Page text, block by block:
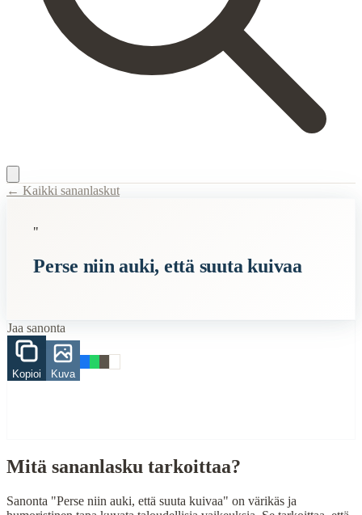
Description:Sanonta "Perse niin auki, että suuta kuivaa" on värikäs
Paskat
Raha
Huumori
Hauskat
suu
When to Use This Content
← Kaikki sananlaskut
"
Perse niin auki, että suuta kuivaa
Jaa sanonta
Kopioi Kuva
Mitä sananlasku tarkoittaa?
Sanonta "Perse niin auki, että suuta kuivaa" on värikäs ja